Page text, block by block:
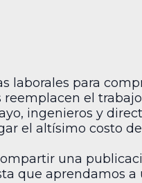
laborales para
el
ingenieros y
el altísimo costo
una
que aprendamos a